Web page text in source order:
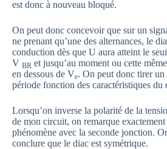
est donc à nouveau bloqué.
On peut donc concevoir que sur un
ne prenant qu’une des alternances, le
conduction dès que U aura atteint le
V BR et jusqu’au moment ou cette
en dessous de Ve. On peut donc tirer un
période fonction des caractéristiques du
Lorsqu’on inverse la polarité de la
de mon circuit, on remarque
phénomène avec la seconde jonction.
conclure que le diac est symétrique.